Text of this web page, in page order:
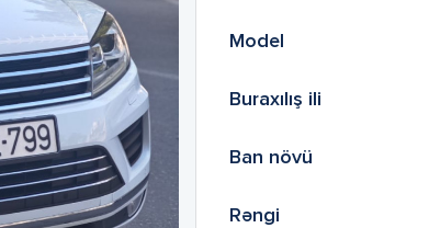
Model
Buraxılış ili
Ban növü
Rəngi